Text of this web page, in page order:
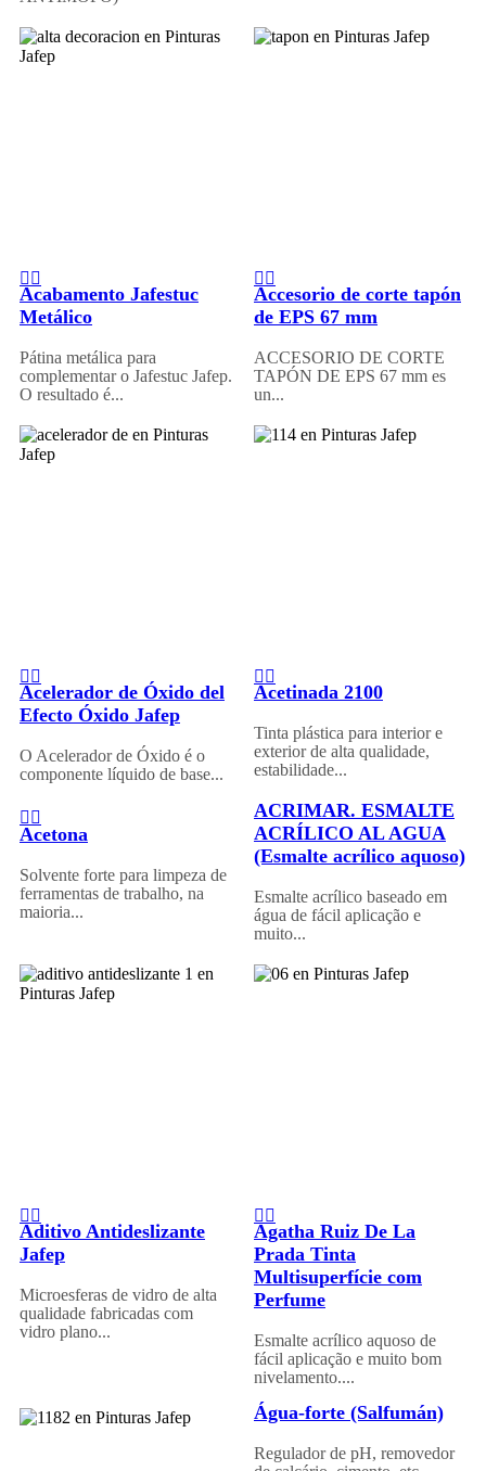
Acabamento Jafestuc
Metálico
Pátina metálica para
complementar o Jafestuc Jafep.
O resultado é...
Accesorio de corte tapón
de EPS 67 mm
ACCESORIO DE CORTE
TAPÓN DE EPS 67 mm es
un...
Acelerador de Óxido del
Efecto Óxido Jafep
O Acelerador de Óxido é o
componente líquido de base...
Acetinada 2100
Tinta plástica para interior e
exterior de alta qualidade,
estabilidade...
Acetona
Solvente forte para limpeza de
ferramentas de trabalho, na
maioria...
ACRIMAR. ESMALTE
ACRÍLICO AL AGUA
(Esmalte acrílico aquoso)
Esmalte acrílico baseado em
água de fácil aplicação e
muito...
Aditivo Antideslizante
Jafep
Microesferas de vidro de alta
qualidade fabricadas com
vidro plano...
Agatha Ruiz De La
Prada Tinta
Multisuperfície com
Perfume
Esmalte acrílico aquoso de
fácil aplicação e muito bom
nivelamento....
Água-forte (Salfumán)
Regulador de pH, removedor